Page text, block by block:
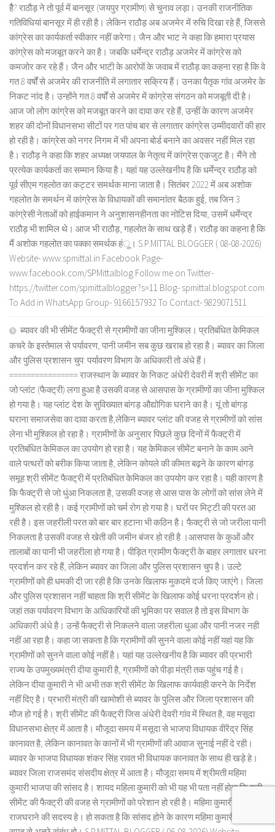
हैै? राठौड़ ने तो पूर्व में बानसूर (जयपुर ग्रामीण) से चुनाव लड़ा। उनकी राजनीतिक
गतिविधियां बानसूर में ही रही है। लेकिन राठौड़ अब अजमेर में रुचि दिखा रहे हैं, जिससे
कांग्रेस का कार्यकर्ता स्वीकार नहीं करेगा। जैन और भाट ने कहा कि हमारा प्रयास
कांग्रेस को मजबूत करने का है। जबकि धर्मेन्द्र राठौड़ अजमेर में कांग्रेस को
कमजोर कर रहे हैं। जैन और भाटी के आरोपों के जवाब में राठौड़ का कहना रहा है कि वे
गत 8 वर्षों से अजमेर की राजनीति में लगातार सक्रिय हैं। उनका पैतृक गांव अजमेर के
निकट नांद है। उन्होंने गत 8 वर्षों से अजमेर में कांग्रेस संगठन को मजबूती दी है।
आज जो लोग कांग्रेस को मजबूत करने का दावा कर रहे हैं, उन्हीं के कारण अजमेर
शहर की दोनों विधानसभा सीटों पर गत पांच बार से लगातार कांग्रेस उम्मीदवारों की हार
हो रही है। कांग्रेस को नगर निगम में भी अपना बोर्ड बनाने का अवसर नहीं मिल रहा
है। राठौड़ ने कहा कि शहर अध्यक्ष जयपाल के नेतृत्व में कांग्रेस एकजुट है। मैंने तो
प्रत्येक कार्यकर्ता का सम्मान किया है। यहां यह उल्लेखनीय है कि धर्मेन्द्र राठौड़ को
पूर्व सीएम गहलोत का कट्टर समर्थक माना जाता है। सितंबर 2022 में अब अशोक
गहलोत के समर्थन में कांग्रेस के विधायकों की समानांतर बैठक हुई, तब जिन 3
कांग्रेसी नेताओं को हाईकमान ने अनुशासनहीनता का नोटिस दिया, उसमें धर्मेन्द्र
राठौड़ भी शामिल थे। आज भी राठौड़, गहलोत के साथ खड़े हैं। राठौड़ का कहना है कि
मैं अशोक गहलोत का पक्का समर्थक हंू। S.P.MITTAL BLOGGER ( 08-08-2026)
Website- www.spmittal.in Facebook Page-
www.facebook.com/SPMittalblog Follow me on Twitter-
https://twitter.com/spmittalblogger?s=11 Blog- spmittal.blogspot.com
To Add in WhatsApp Group- 9166157932 To Contact- 9829071511
ब्यावर की भी सीमेंट फैक्ट्री से ग्रामीणों का जीना मुश्किल। प्रतिबंधित केमिकल
कचरे के इस्तेमाल से पर्यावरण, पानी जमीन सब कुछ खराब हो रहा है। ब्यावर का जिला
और पुलिस प्रशासन चुप: पर्यावरण विभाग के अधिकारी तो अंधे हैं।
================ राजस्थान के ब्यावर के निकट अंधेरी देवरी में श्री सीमेंट का
जो प्लांट (फैक्ट्री) लगा हुआ है उसकी वजह से आसपास के ग्रामीणों का जीना मुश्किल
हो गया है। यह प्लांट देश के सुविख्यात बांगड़ औद्योगिक घराने का है। यूं तो बांगड़
घराना समाजसेवा का दावा करता है,लेकिन ब्यावर प्लांट की वजह से ग्रामीणों को सांस
लेना भी मुश्किल हो रहा है। ग्रामीणों के अनुसार पिछले कुछ दिनों में फैक्ट्री में
प्रतिबंधित केमिकल का उपयोग हो रहा है। यह केमिकल सीमेंट बनाने के काम आने
वाले पत्थरों को बरीक किया जाता है, लेकिन कोयले की कीमत बढ़ने के कारण बांगड़
समूह श्री सीमेंट फैक्ट्री में प्रतिबंधित केमिकल का उपयोग कर रहा है। यही कारण है
कि फैक्ट्री से जो धुंआ निकलता है, उसकी वजह से आस पास के लोगों को सांस लेने में
मुश्किल हो रही है। कई ग्रामीणों को चर्म रोग हो गया है। घरों पर मिट्टी की परत आ
रही है। इस जहरीली परत को बार बार हटाना भी कठिन है। फैक्ट्री से जो जरीला पानी
निकलता है उसकी वजह से खेती की जमीन बंजर हो रही है ।आसपास के कुओं और
तालाबों का पानी भी जहरीला हो गया है। पीड़ित ग्रामीण फैक्ट्री के बाहर लगातार धरना
प्रदर्शन कर रहे हैं, लेकिन ब्यावर का जिला और पुलिस प्रशासन चुप है। उल्टे
ग्रामीणों को ही धमकी दी जा रही है कि उनके खिलाफ मुकदमे दर्ज किए जाएंगे। जिला
और पुलिस प्रशासन नहीं चाहता कि श्री सीमेंट के खिलाफ कोई धरना प्रदर्शन हो।
जहां तक पर्यावरण विभाग के अधिकारियों की भूमिका पर सवाल है तो इस विभाग के
अधिकारी अंधे है। उन्हें फैक्ट्री से निकलने वाला जहरीला धुआ और पानी नजर नही
नहीं आ रहा है। कहा जा सकता है कि ग्रामीणों की सुनने वाला कोई नहीं यहां यह कि
ग्रामीणों को सुनने वाला कोई नहीं है। यहां यह उल्लेखनीय है कि ब्यावर की प्रभारी
राज्य के उपमुख्यमंत्री दीया कुमारी है, ग्रामीणों को पीड़ा मंत्री तक पहुंच गई है।
लेकिन दीया कुमारी ने भी अभी तक श्री सीमेंट के खिलाफ कार्यवाही करने के निर्देश
नहीं दिए है। प्रभारी मंत्री की खामोशी से ब्यावर के पुलिस और जिला प्रशासन की
मौज हो गई है। श्री सीमेंट की फैक्ट्री जिस अंधेरी देवरी गांव में स्थित है, वह मसूदा
विधानसभा क्षेत्र में आता है। मौजूदा समय में मसूदा से भाजपा विधायक वीरेंद्र सिंह
कानावत है, लेकिन कानावत के कानों में भी ग्रामीणों की आवाज सुनाई नहीं दे रही।
ब्यावर के भाजपा विधायक शंकर सिंह रावत भी विधायक कानावत के साथ ही खड़े हे।
ब्यावर जिला राजसमंद संसदीय क्षेत्र में आता है। मौजूदा समय में श्रीमती महिमा
कुमारी भाजपा की सांसद है। शायद महिला कुमारी को भी यह भी पता नहीं होगा कि श्री
सीमेंट की फैक्ट्री की वजह से ग्रामीणों को परेशान हो रही है। महिमा कुमारी मेवाड़
राजघराने की सदस्य हे। हो सकता है कि सांसद होने के कारण महिमा कुमारी के बांगड़